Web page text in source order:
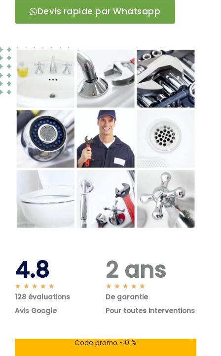
Devis rapide par Whatsapp
4.8
★ ★ ★ ★ ★
o
s
128 évaluations
Avis Google
2 ans
★ ★ ★ ★ ★
o
s
De garantie
Pour toutes interventions
Code promo -10 %